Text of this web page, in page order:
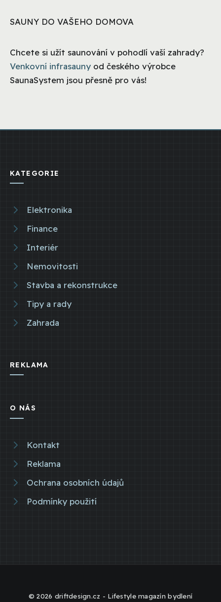
SAUNY DO VAŠEHO DOMOVA
Chcete si užít saunování v pohodlí vaší zahrady?
Venkovní infrasauny od českého výrobce
SaunaSystem jsou přesně pro vás!
KATEGORIE
Elektronika
Finance
Interiér
Nemovitosti
Stavba a rekonstrukce
Tipy a rady
Zahrada
REKLAMA
O NÁS
Kontakt
Reklama
Ochrana osobních údajů
Podmínky použití
© 2026 driftdesign.cz - Lifestyle magazín bydlení